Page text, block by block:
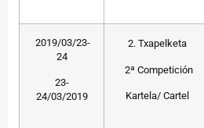
2019/03/23-
24
23-
24/03/2019
2. Txapelketa
2ª Competición
Kartela/ Cartel